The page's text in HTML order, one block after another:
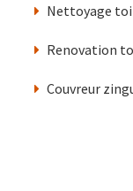
Nettoyage
Renovation
Couvreur